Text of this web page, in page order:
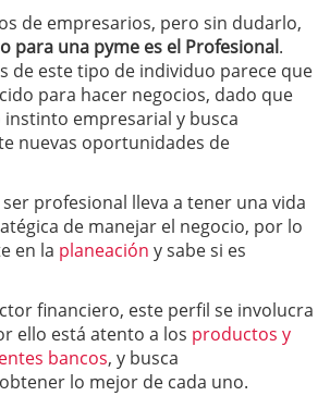
de empresarios, pero sin dudarlo,
para una pyme es el Profesional.
de este tipo de individuo parece que
para hacer negocios, dado que
empresarial y busca
nuevas oportunidades de
profesional lleva a tener una vida
de manejar el negocio, por lo
en la planeación y sabe si es
financiero, este perfil se involucra
ello está atento a los productos y
bancos, y busca
lo mejor de cada uno.